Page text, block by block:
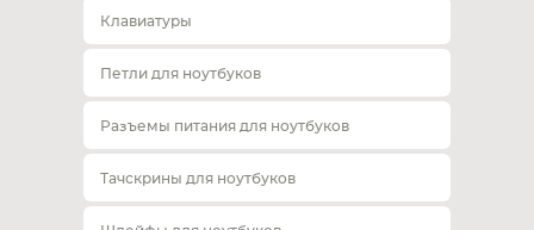
Клавиатуры
Петли для ноутбуков
Разъемы питания для ноутбуков
Тачскрины для ноутбуков